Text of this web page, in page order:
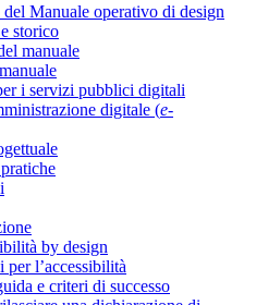
Manuale operativo di design
storico
manuale
i servizi pubblici digitali
digitale (e-
by design
per l’accessibilità
e criteri di successo